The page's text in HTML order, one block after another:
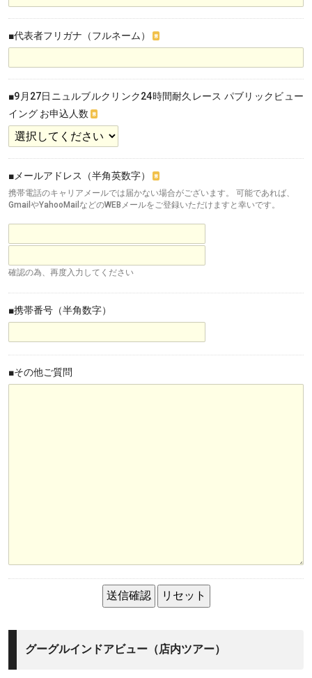
■代表者フリガナ（フルネーム） ※
■9月27日ニュルブルクリンク24時間耐久レース パブリックビュー
イング お申込人数 ※
■メールアドレス（半角英数字） ※
携帯電話のキャリアメールでは届かない場合がございます。 可能であれば、
GmailやYahooMailなどのWEBメールをご登録いただけますと幸いです。
確認の為、再度入力してください
■携帯番号（半角数字）
■その他ご質問
グーグルインドアビュー（店内ツアー）